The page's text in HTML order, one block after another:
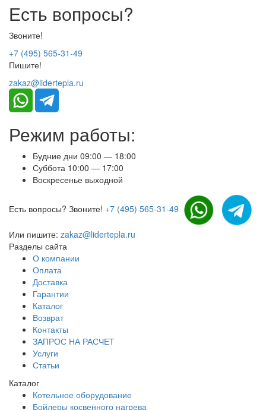
Есть вопросы?
Звоните!
+7 (495) 565-31-49
Пишите!
zakaz@lidertepla.ru
Режим работы:
Будние дни 09:00 — 18:00
Суббота 10:00 — 17:00
Воскресенье выходной
Есть вопросы? Звоните! +7 (495) 565-31-49
Или пишите: zakaz@lidertepla.ru
Разделы сайта
О компании
Оплата
Доставка
Гарантии
Каталог
Возврат
Контакты
ЗАПРОС НА РАСЧЕТ
Услуги
Статьи
Каталог
Котельное оборудование
Бойлеры косвенного нагрева